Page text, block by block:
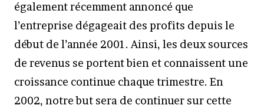
également récemment annoncé que
l’entreprise dégageait des profits depuis le
début de l’année 2001. Ainsi, les deux sources
de revenus se portent bien et connaissent une
croissance continue chaque trimestre. En
2002, notre but sera de continuer sur cette